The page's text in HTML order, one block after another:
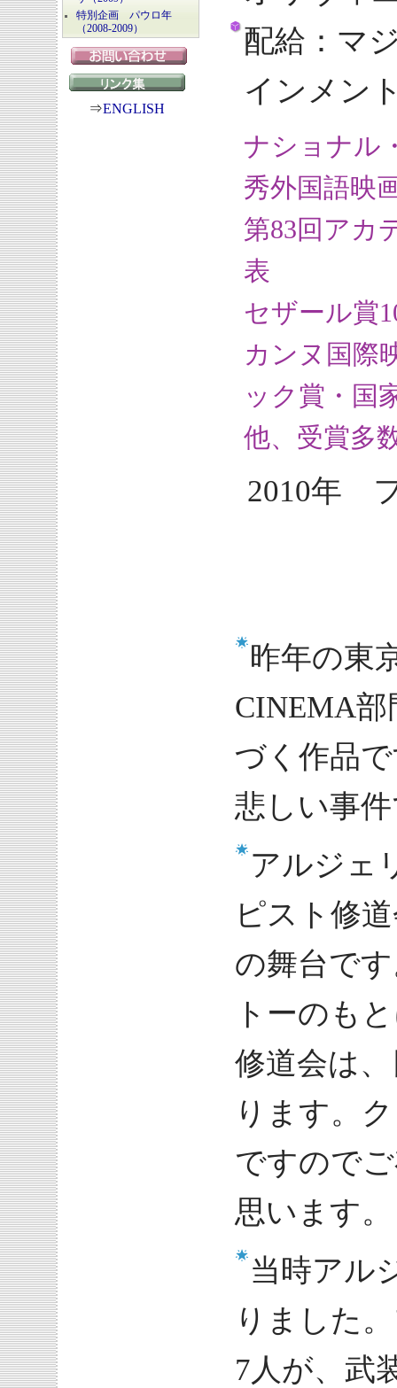
特別企画 パウロ年
（2008-2009）
⇒ENGLISH
配給：マ
インメン
ナショナル
秀外国語映
第83回アカ
表
セザール賞
カンヌ国際
ック賞・国
他、受賞多
2010年
昨年の東
CINEMA
づく作品
悲しい事
アルジェ
ピスト修
の舞台で
トーのも
修道会は
ります。
ですので
思います。
当時アル
りました
7人が、武